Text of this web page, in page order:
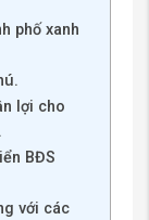
phố xanh
lợi cho
BĐS
với các